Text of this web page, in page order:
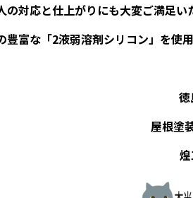
の対応と仕上がりにも大変ご満足
豊富な「2液弱溶剤シリコン」を使
屋根塗
煌